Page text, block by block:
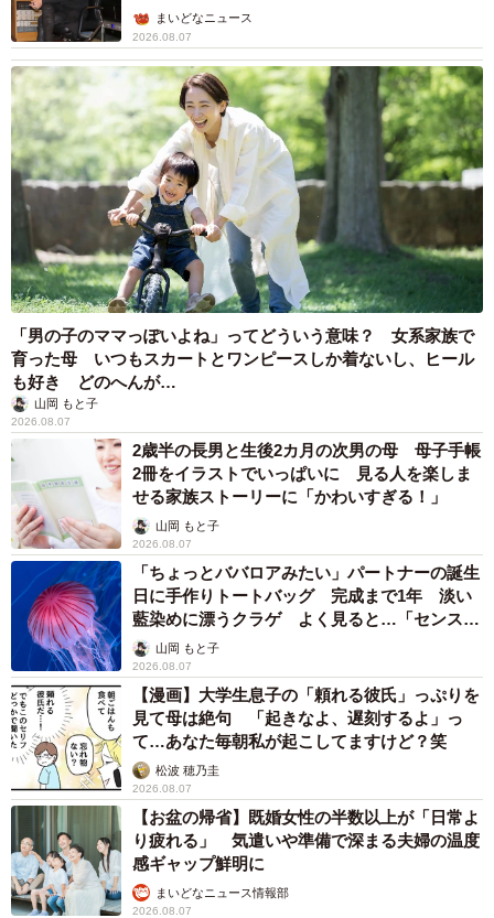
まいどなニュース
2026.08.07
「男の子のママっぽいよね」ってどういう意味？ 女系家族で
育った母 いつもスカートとワンピースしか着ないし、ヒール
も好き どのへんが…
山岡 もと子
2026.08.07
2歳半の長男と生後2カ月の次男の母 母子手帳
2冊をイラストでいっぱいに 見る人を楽しま
せる家族ストーリーに「かわいすぎる！」
山岡 もと子
2026.08.07
「ちょっとババロアみたい」パートナーの誕生
日に手作りトートバッグ 完成まで1年 淡い
藍染めに漂うクラゲ よく見ると…「センスす
ごい」山岡 もと子
2026.08.07
【漫画】大学生息子の「頼れる彼氏」っぷりを
見て母は絶句 「起きなよ、遅刻するよ」っ
て…あなた毎朝私が起こしてますけど？笑
松波 穂乃圭
2026.08.07
【お盆の帰省】既婚女性の半数以上が「日常よ
り疲れる」 気遣いや準備で深まる夫婦の温度
感ギャップ鮮明に
まいどなニュース情報部
2026.08.07